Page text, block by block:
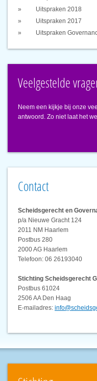
Uitspraken 2018
Uitspraken 2017
Uitspraken
Veelgestelde
Neem een kijkje bij onze
antwoord. Zo niet laat het
Contact
Scheidsgerecht en
p/a Nieuwe Gracht 124
2011 NM Haarlem
Postbus 280
2000 AG Haarlem
Telefoon: 06 26193040
Stichting Scheidsgerecht
Postbus 61024
2506 AA Den Haag
E-mailadres: